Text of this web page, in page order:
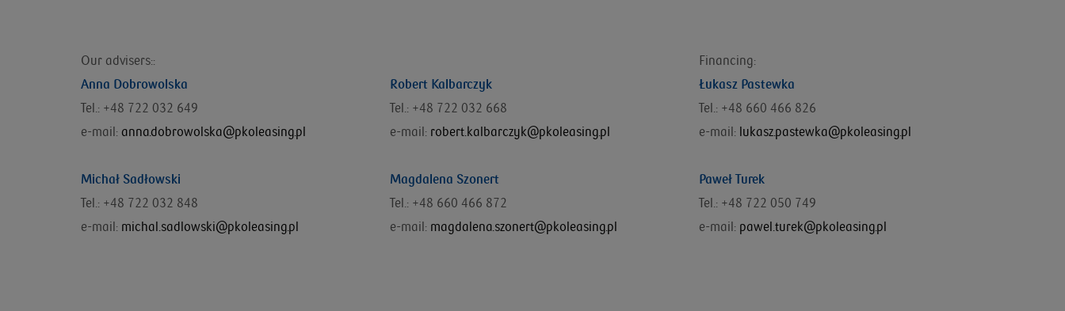
Our advisers::
Anna Dobrowolska
Tel.: +48 722 032 649
e-mail: anna.dobrowolska@pkoleasing.pl
Michał Sadłowski
Tel.: +48 722 032 848
e-mail: michal.sadlowski@pkoleasing.pl
Robert Kalbarczyk
Tel.: +48 722 032 668
e-mail: robert.kalbarczyk@pkoleasing.pl
Magdalena Szonert
Tel.: +48 660 466 872
e-mail: magdalena.szonert@pkoleasing.pl
Financing:
Łukasz Pastewka
Tel.: +48 660 466 826
e-mail: lukasz.pastewka@pkoleasing.pl
Paweł Turek
Tel.: +48 722 050 749
e-mail: pawel.turek@pkoleasing.pl